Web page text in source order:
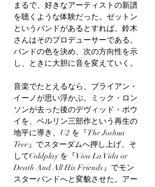
まるで、好きなアーティストの新譜
を聴くような体験だった。ゼットン
というバンドがあるとすれば、鈴木
さんはそのプロデューサーである。
バンドの色を決め、次の方向性を示
し、ときに大胆に音を変えていく。
音楽でたとえるなら、ブライアン・
イーノが思い浮かぶ。ミック・ロン
ソンが去った後のデヴィッド・ボウ
イを、ベルリン三部作という再生の
地平に導き、U2 を『The Joshua
Tree』でスターダムへ押し上げ、そ
してColdplay を『Viva La Vida or
Death And All His Friends』でモン
スターバンドへと変貌させた。アー